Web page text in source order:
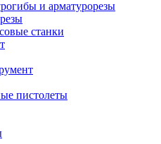
и арматурорезы
станки
пистолеты